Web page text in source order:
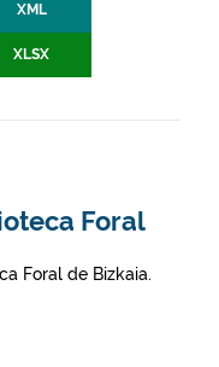
XML
XLSX
Foral
Foral de Bizkaia.